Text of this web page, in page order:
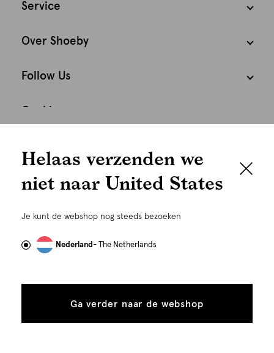
graag persoonlijk
gebruiken wij cookies en daarmee vergelijkbare
om advertenties te personaliseren...
tonen
toestaan
Service
Over Shoeby
Follow Us
Cookies
Helaas verzenden we
niet naar United States
Je kunt de webshop nog steeds bezoeken
Nederland- The Netherlands
Ga verder naar de webshop